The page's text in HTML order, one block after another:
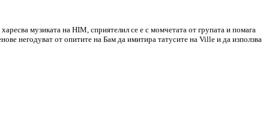
музиката на HIM, сприятелил се е с момчетата от групата и помага
негодуват от опитите на Бам да имитира татусите на Ville и да използва